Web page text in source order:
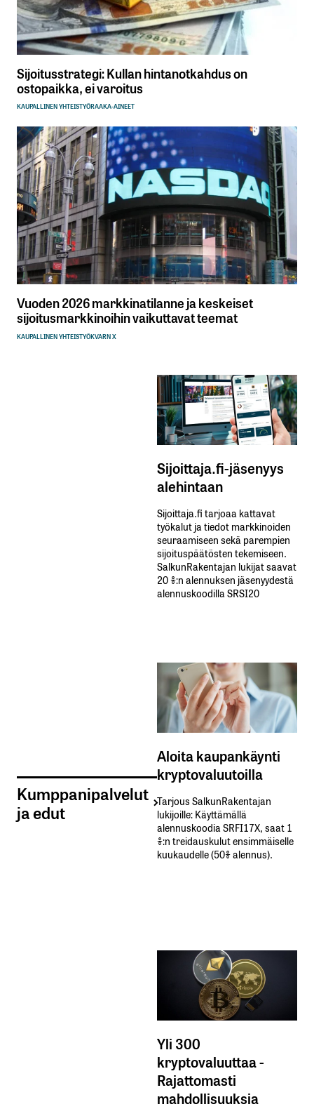
Sijoitusstrategi: Kullan hintanotkahdus on
ostopaikka, ei varoitus
KAUPALLINEN YHTEISTYÖRAAKA-AINEET
Vuoden 2026 markkinatilanne ja keskeiset
sijoitusmarkkinoihin vaikuttavat teemat
KAUPALLINEN YHTEISTYÖKVARN X
Kumppanipalvelut
ja edut
Sijoittaja.fi-jäsenyys
alehintaan
Sijoittaja.fi tarjoaa kattavat
työkalut ja tiedot markkinoiden
seuraamiseen sekä parempien
sijoituspäätösten tekemiseen.
SalkunRakentajan lukijat saavat
20 %:n alennuksen jäsenyydestä
alennuskoodilla SRSI20
Aloita kaupankäynti
kryptovaluutoilla
Tarjous SalkunRakentajan
lukijoille: Käyttämällä​ ​
alennuskoodia​ ​SRFI17X,​ ​saat​ ​1
%:n treidauskulut​ ​ensimmäiselle​ ​
kuukaudelle​ ​(50%​ ​alennus).
Yli 300
kryptovaluuttaa -
Rajattomasti
mahdollisuuksia